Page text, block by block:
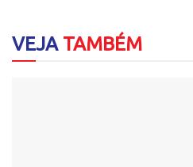
VEJATAMBÉM